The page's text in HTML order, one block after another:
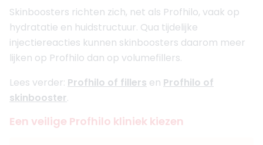
Skinboosters richten zich, net als Profhilo, vaak op
hydratatie en huidstructuur. Qua tijdelijke
injectiereacties kunnen skinboosters daarom meer
lijken op Profhilo dan op volumefillers.
Lees verder: Profhilo of fillers en Profhilo of
skinbooster.
Een veilige Profhilo kliniek kiezen